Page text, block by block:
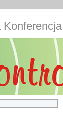
Konferencja